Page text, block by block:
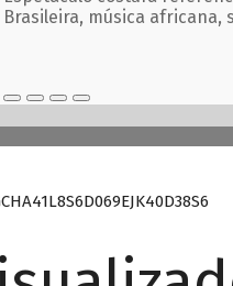
Brasileira, música africana,